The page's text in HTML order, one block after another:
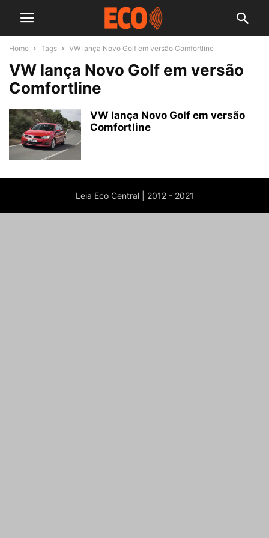
Home Tags VW lança Novo Golf em versão Comfortline
VW lança Novo Golf em versão
Comfortline
VW lança Novo Golf em versão
Comfortline
Leia Eco Central | 2012 - 2021